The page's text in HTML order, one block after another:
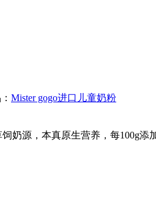
Mister gogo进口儿童奶粉
源，本真原生营养，每100g添